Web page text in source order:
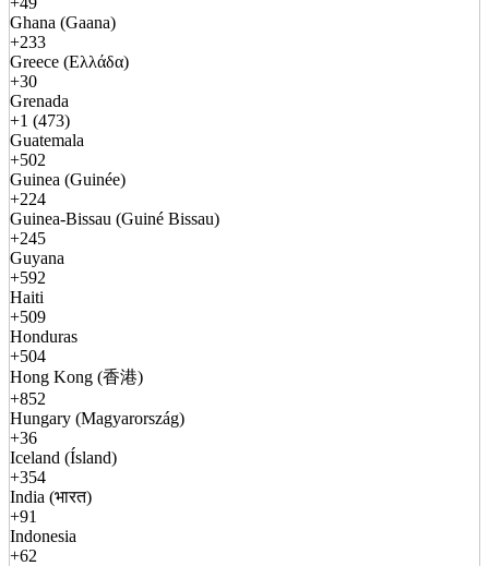
Ghana (Gaana)
+233
Greece (Ελλάδα)
+30
Grenada
+1 (473)
Guatemala
+502
Guinea (Guinée)
+224
Guinea-Bissau (Guiné Bissau)
+245
Guyana
+592
Haiti
+509
Honduras
+504
Hong Kong (香港)
+852
Hungary (Magyarország)
+36
Iceland (Ísland)
+354
India (भारत)
+91
Indonesia
+62